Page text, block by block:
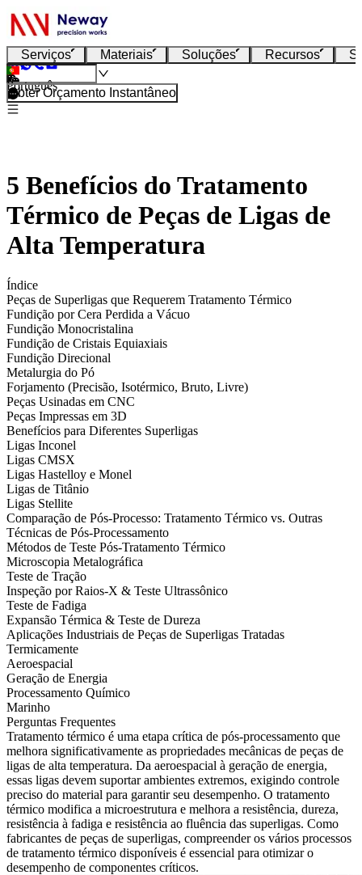
Serviços Materiais Soluções Recursos
Português
Obter Orçamento Instantâneo
5 Benefícios do Tratamento
Térmico de Peças de Ligas de
Alta Temperatura
Índice
Peças de Superligas que Requerem Tratamento Térmico
Fundição por Cera Perdida a Vácuo
Fundição Monocristalina
Fundição de Cristais Equiaxiais
Fundição Direcional
Metalurgia do Pó
Forjamento (Precisão, Isotérmico, Bruto, Livre)
Peças Usinadas em CNC
Peças Impressas em 3D
Benefícios para Diferentes Superligas
Ligas Inconel
Ligas CMSX
Ligas Hastelloy e Monel
Ligas de Titânio
Ligas Stellite
Comparação de Pós-Processo: Tratamento Térmico vs. Outras
Técnicas de Pós-Processamento
Métodos de Teste Pós-Tratamento Térmico
Microscopia Metalográfica
Teste de Tração
Inspeção por Raios-X & Teste Ultrassônico
Teste de Fadiga
Expansão Térmica & Teste de Dureza
Aplicações Industriais de Peças de Superligas Tratadas
Termicamente
Aeroespacial
Geração de Energia
Processamento Químico
Marinho
Perguntas Frequentes
Tratamento térmico é uma etapa crítica de pós-processamento que
melhora significativamente as propriedades mecânicas de peças de
ligas de alta temperatura. Da aeroespacial à geração de energia,
essas ligas devem suportar ambientes extremos, exigindo controle
preciso do material para garantir seu desempenho. O tratamento
térmico modifica a microestrutura e melhora a resistência, dureza,
resistência à fadiga e resistência ao fluência das superligas. Como
fabricantes de peças de superligas, compreender os vários processos
de tratamento térmico disponíveis é essencial para otimizar o
desempenho de componentes críticos.